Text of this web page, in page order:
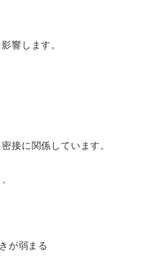
響します。
接に関係しています。
が弱まる